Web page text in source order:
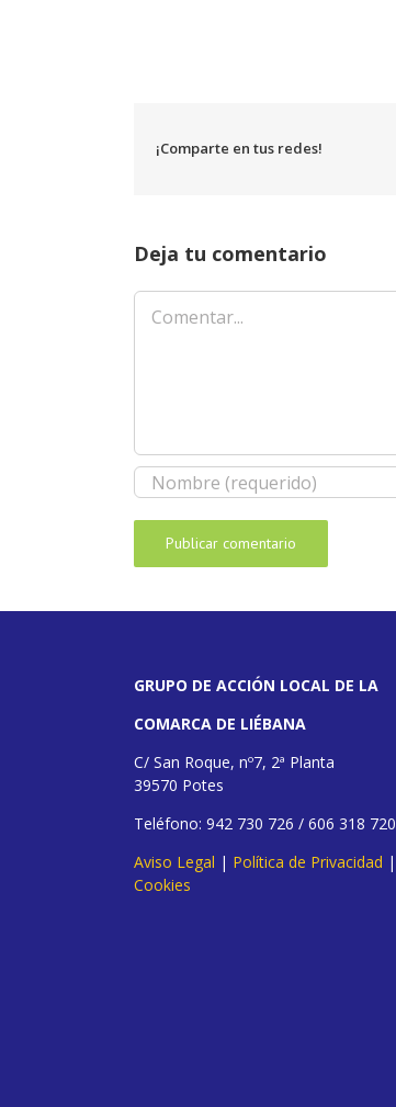
¡Comparte en tus redes!
Deja tu comentario
Comentar
GRUPO DE ACCIÓN LOCAL DE LA
COMARCA DE LIÉBANA
C/ San Roque, nº7, 2ª Planta
39570 Potes
Teléfono: 942 730 726 / 606 318 720
Aviso Legal | Política de Privacidad |
Cookies